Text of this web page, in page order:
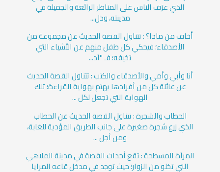
الذي عرَف الناس على المناظر الرائعة والجميلة في
مدينته، وذل...
أخاف من ماذا؟ : تتناول القصة الحديث عن مجموعة من
الأصدقاء؛ فيحكي كل طفل منهم عن الأشياء التي
تخيفه؛ فـ "آد...
أنا وأبي وأمي والأصدقاء والكتب : تتناول القصة الحديث
عن عائلة كل من أفرادها يهتم بهواية القراءة؛ تلك
الهواية التي تجعل لكل ...
الحطاب والشجرة : تتناول القصة الحديث عن الحطاب
الذي زرع شجرة صغيرة على جانب الطريق المؤدية للغابة،
ومن أجل ...
المرآة المسطحة : تقع أحداث القصة في مدينة الملاهي
التي تخلو من الزوار؛ حيث توجد في مدخل قاعه المرايا